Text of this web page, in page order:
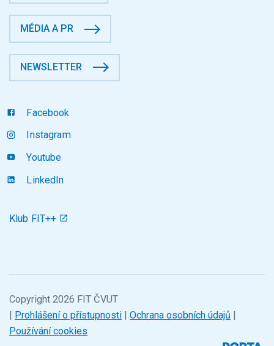
MÉDIA A PR
NEWSLETTER
Facebook
Instagram
Youtube
LinkedIn
Klub FIT++
Copyright 2026 FIT ČVUT
| Prohlášení o přístupnosti | Ochrana osobních údajů |
Používání cookies